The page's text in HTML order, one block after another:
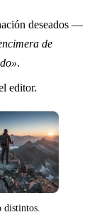
deseados —
de
.
editor.
distintos.